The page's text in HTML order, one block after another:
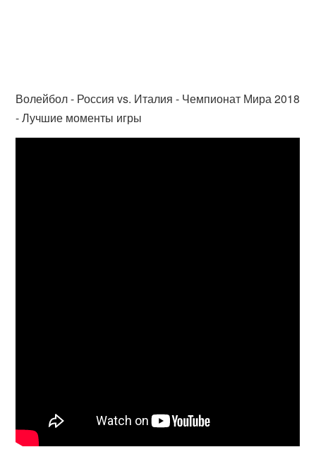
Волейбол - Россия vs. Италия - Чемпионат Мира 2018
- Лучшие моменты игры